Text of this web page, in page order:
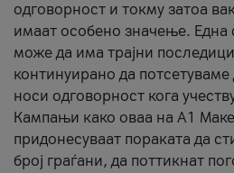
одговорност и токму затоа
имаат особено значење. Една
може да има трајни
континуирано да потсетуваме
носи одговорност кога
Кампањи како оваа на A1
придонесуваат пораката да
број граѓани, да поттикнат